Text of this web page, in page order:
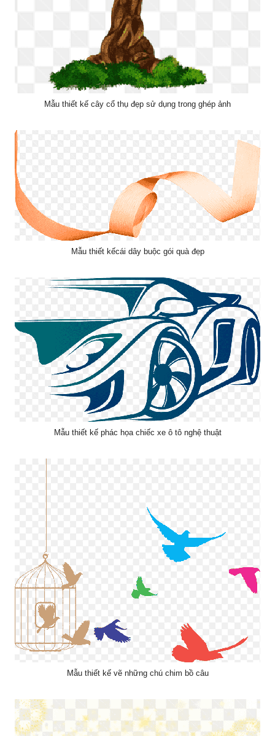
Mẫu thiết kế cây cổ thụ đẹp sử dụng trong ghép ảnh
Mẫu thiết kếcái dây buộc gói quà đẹp
Mẫu thiết kế phác họa chiếc xe ô tô nghệ thuật
Mẫu thiết kế vẽ những chú chim bồ câu